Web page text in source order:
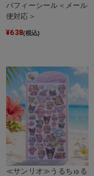
パフィーシール＜メール
便対応＞
¥638(税込)
≪サンリオ≫うるちゅる